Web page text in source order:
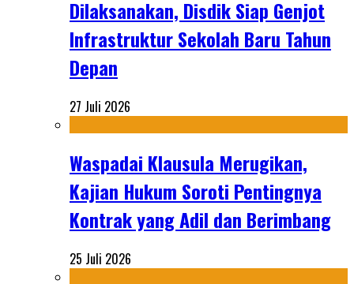
Dilaksanakan, Disdik Siap Genjot
Infrastruktur Sekolah Baru Tahun
Depan
27 Juli 2026
Waspadai Klausula Merugikan,
Kajian Hukum Soroti Pentingnya
Kontrak yang Adil dan Berimbang
25 Juli 2026